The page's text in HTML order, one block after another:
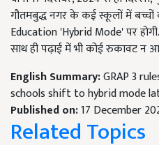
गौतमबुद्ध नगर के कई स्कूलों में बच्चों
Education 'Hybrid Mode' पर
साथ ही पढ़ाई में भी कोई रुकावट न
English Summary:GRAP 3
schools shift to hybrid mode
Published on:17 December
Related Topics